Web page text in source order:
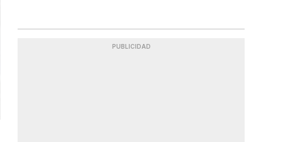
PUBLICIDAD